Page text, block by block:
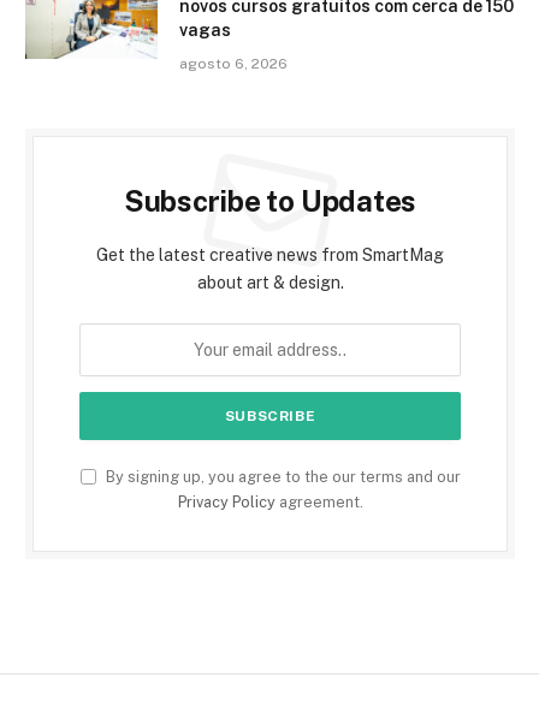
novos cursos gratuitos com cerca de 150
vagas
agosto 6, 2026
Subscribe to Updates
Get the latest creative news from SmartMag
about art & design.
By signing up, you agree to the our terms and our
Privacy Policyagreement.